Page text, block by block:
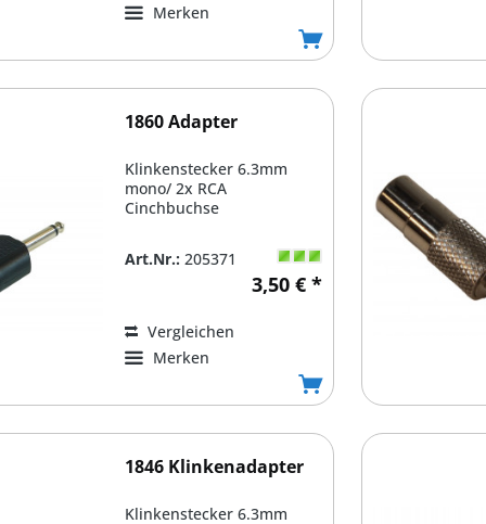
Merken
1860 Adapter
Klinkenstecker 6.3mm
mono/ 2x RCA
Cinchbuchse
Art.Nr.: 205371
3,50 € *
Vergleichen
Merken
1846 Klinkenadapter
Klinkenstecker 6.3mm